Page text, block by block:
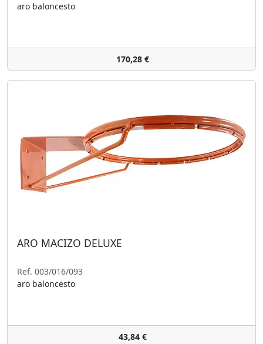
aro baloncesto
170,28 €
ARO MACIZO DELUXE
Ref. 003/016/093
aro baloncesto
43,84 €